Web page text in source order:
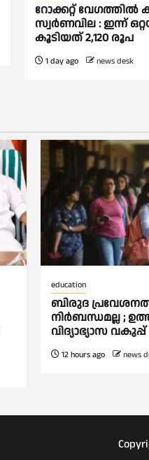
റോക്കറ്റ് വേഗത്തില്‍
സ്വര്‍ണവില : ഇന്ന്
കൂടിയത് 2,120 രൂപ
1 day ago news desk
education
ബിരുദ
നിര്‍ബന്ധമല്ല ;
വിദ്യാഭ്യാസ വകുപ്പ്
12 hours ago news